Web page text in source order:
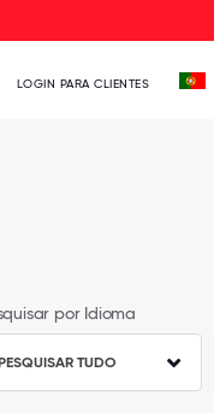
LOGIN PARA CLIENTES
por Idioma
TUDO